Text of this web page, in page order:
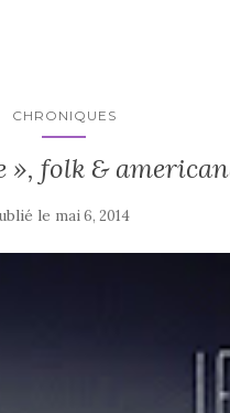
CHRONIQUES
folk &
le mai 6, 2014